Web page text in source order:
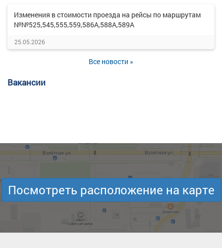
Изменения в стоимости проезда на рейсы по маршрутам
№№525,545,555,559,586А,588А,589А
25.05.2026
Все новости »
Вакансии
Посмотреть расположение на карте